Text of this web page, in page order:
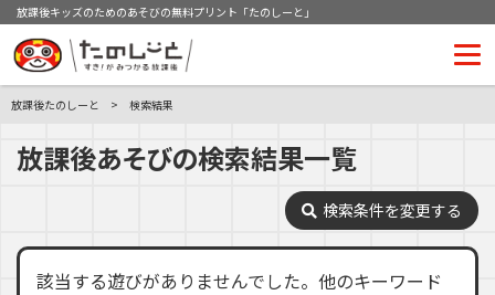
放課後キッズのためのあそびの無料プリント「たのしーと」
放課後たのしーと 検索結果
放課後あそびの検索結果一覧
検索条件を変更する
該当する遊びがありませんでした。他のキーワード